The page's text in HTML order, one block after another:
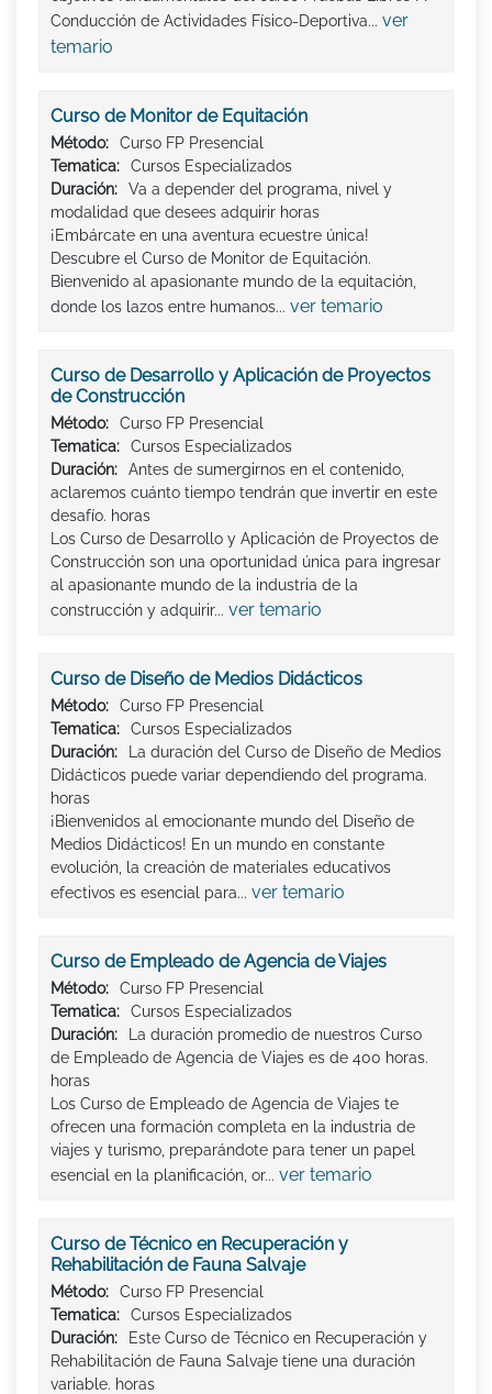
Conducción de Actividades Físico-Deportiva... ver
temario
Curso de Monitor de Equitación
Método:
Curso FP Presencial
Tematica:
Cursos Especializados
Duración:
Va a depender del programa, nivel y
modalidad que desees adquirir horas
¡Embárcate en una aventura ecuestre única!
Descubre el Curso de Monitor de Equitación.
Bienvenido al apasionante mundo de la equitación,
donde los lazos entre humanos... ver temario
Curso de Desarrollo y Aplicación de Proyectos
de Construcción
Método:
Curso FP Presencial
Tematica:
Cursos Especializados
Duración:
Antes de sumergirnos en el contenido,
aclaremos cuánto tiempo tendrán que invertir en este
desafío. horas
Los Curso de Desarrollo y Aplicación de Proyectos de
Construcción son una oportunidad única para ingresar
al apasionante mundo de la industria de la
construcción y adquirir... ver temario
Curso de Diseño de Medios Didácticos
Método:
Curso FP Presencial
Tematica:
Cursos Especializados
Duración:
La duración del Curso de Diseño de Medios
Didácticos puede variar dependiendo del programa.
horas
¡Bienvenidos al emocionante mundo del Diseño de
Medios Didácticos! En un mundo en constante
evolución, la creación de materiales educativos
efectivos es esencial para... ver temario
Curso de Empleado de Agencia de Viajes
Método:
Curso FP Presencial
Tematica:
Cursos Especializados
Duración:
La duración promedio de nuestros Curso
de Empleado de Agencia de Viajes es de 400 horas.
horas
Los Curso de Empleado de Agencia de Viajes te
ofrecen una formación completa en la industria de
viajes y turismo, preparándote para tener un papel
esencial en la planificación, or... ver temario
Curso de Técnico en Recuperación y
Rehabilitación de Fauna Salvaje
Método:
Curso FP Presencial
Tematica:
Cursos Especializados
Duración:
Este Curso de Técnico en Recuperación y
Rehabilitación de Fauna Salvaje tiene una duración
variable. horas